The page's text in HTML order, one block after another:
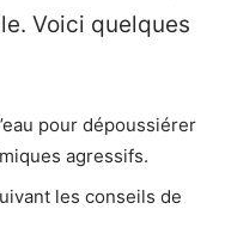
Voici quelques
pour dépoussiérer
agressifs.
les conseils de